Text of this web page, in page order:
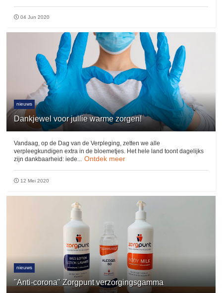
04 Jun 2020
nieuws
Dankjewel voor jullie warme zorgen!
Vandaag, op de Dag van de Verpleging, zetten we alle
verpleegkundigen extra in de bloemetjes. Het hele land toont dagelijks
zijn dankbaarheid: iede... Ontdek meer
12 Mei 2020
nieuws
"Anti-corona" Zorgpunt verzorgingsgamma